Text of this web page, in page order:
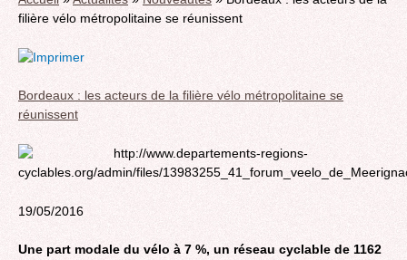
filière vélo métropolitaine se réunissent
Bordeaux : les acteurs de la filière vélo métropolitaine se
réunissent
19/05/2016
Une part modale du vélo à 7 %, un réseau cyclable de 1162